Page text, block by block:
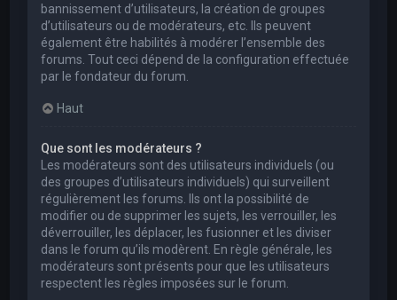
bannissement d’utilisateurs, la création de groupes
d’utilisateurs ou de modérateurs, etc. Ils peuvent
également être habilités à modérer l’ensemble des
forums. Tout ceci dépend de la configuration effectuée
par le fondateur du forum.
Haut
Que sont les modérateurs ?
Les modérateurs sont des utilisateurs individuels (ou
des groupes d’utilisateurs individuels) qui surveillent
régulièrement les forums. Ils ont la possibilité de
modifier ou de supprimer les sujets, les verrouiller, les
déverrouiller, les déplacer, les fusionner et les diviser
dans le forum qu’ils modèrent. En règle générale, les
modérateurs sont présents pour que les utilisateurs
respectent les règles imposées sur le forum.